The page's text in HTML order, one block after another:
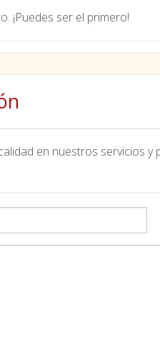
¡Puedes ser el primero!
en nuestros servicios